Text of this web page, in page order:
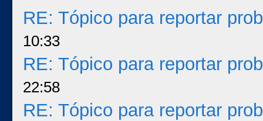
RE: Tópico para reportar
10:33
RE: Tópico para reportar
22:58
RE: Tópico para reportar